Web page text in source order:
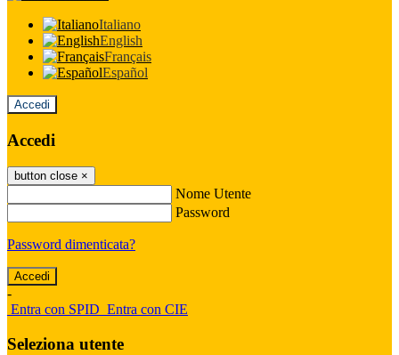
Italiano
English
Français
Español
Accedi
Accedi
button close ×
Nome Utente
Password
Password dimenticata?
-
Entra con SPID Entra con CIE
Seleziona utente